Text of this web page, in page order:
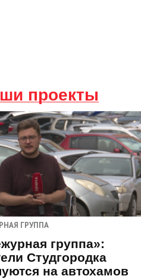
проекты
ГРУППА
группа»:
Студгородка
на автохамов